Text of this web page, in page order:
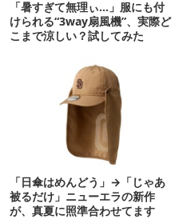
「暑すぎて無理ぃ…」服にも付
けられる“3way扇風機”、実際ど
こまで涼しい？試してみた
「日傘はめんどう」→「じゃあ
被るだけ」ニューエラの新作
が、真夏に照準合わせてます